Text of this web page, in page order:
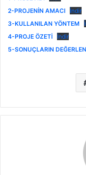
2-PROJENİN AMACI
İndir
3-KULLANILAN YÖNTEM
4-PROJE ÖZETİ
İndir
5-SONUÇLARIN